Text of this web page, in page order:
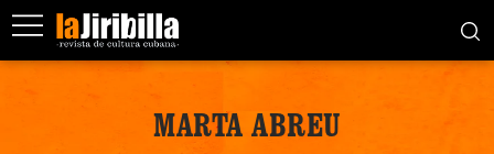
MARTA ABREU